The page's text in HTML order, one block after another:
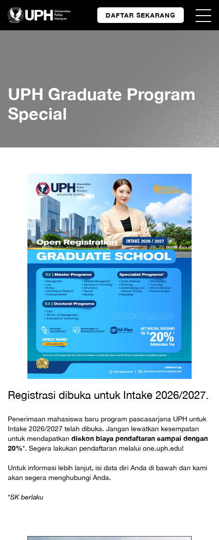
DAFTAR SEKARANG
UPH Graduate Program
Special
Registrasi dibuka untuk Intake 2026/2027.
Penerimaan mahasiswa baru program pascasarjana UPH untuk
Intake 2026/2027 telah dibuka. Jangan lewatkan kesempatan
untuk mendapatkan diskon biaya pendaftaran sampai dengan
20%*. Segera lakukan pendaftaran melalui one.uph.edu!
Untuk informasi lebih lanjut, isi data diri Anda di bawah dan kami
akan segera menghubungi Anda.
*SK berlaku